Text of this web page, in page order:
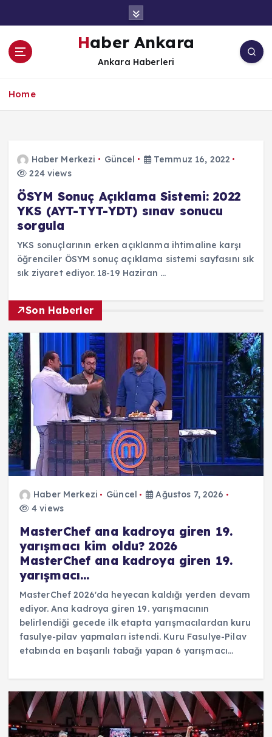
Haber Ankara
Ankara Haberleri
Home
Haber Merkezi Güncel
Temmuz 16, 2022
224 views
ÖSYM Sonuç Açıklama Sistemi: 2022
YKS (AYT-TYT-YDT) sınav sonucu
sorgula
YKS sonuçlarının erken açıklanma ihtimaline karşı
öğrenciler ÖSYM sonuç açıklama sistemi sayfasını sık
sık ziyaret ediyor. 18-19 Haziran …
Son Haberler
Haber Merkezi Güncel
Ağustos 7, 2026
4 views
MasterChef ana kadroya giren 19.
yarışmacı kim oldu? 2026
MasterChef ana kadroya giren 19.
yarışmacı…
MasterChef 2026'da heyecan kaldığı yerden devam
ediyor. Ana kadroya giren 19. yarışmacının
belirlendiği gecede ilk etapta yarışmacılardan kuru
fasulye-pilav yapmaları istendi. Kuru Fasulye-Pilav
etabında en başarılı tabağı yapan 6 yarışmacı…